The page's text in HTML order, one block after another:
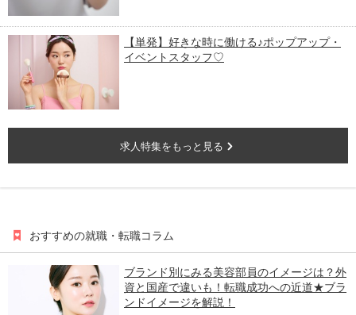
【単発】好きな時に働ける♪ポップアップ・
イベントスタッフ♡
求人特集をもっと見る
おすすめの就職・転職コラム
ブランド別にみる美容部員のイメージは？外
資と国産で違いも！転職成功への近道★ブラ
ンドイメージを解説！